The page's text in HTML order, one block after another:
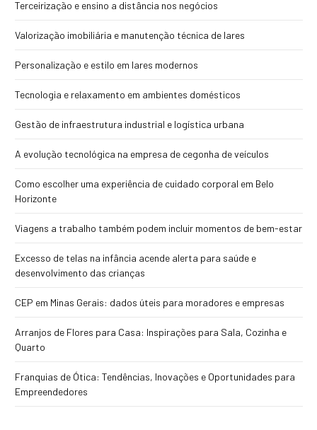
Terceirização e ensino a distância nos negócios
Valorização imobiliária e manutenção técnica de lares
Personalização e estilo em lares modernos
Tecnologia e relaxamento em ambientes domésticos
Gestão de infraestrutura industrial e logística urbana
A evolução tecnológica na empresa de cegonha de veículos
Como escolher uma experiência de cuidado corporal em Belo
Horizonte
Viagens a trabalho também podem incluir momentos de bem-estar
Excesso de telas na infância acende alerta para saúde e
desenvolvimento das crianças
CEP em Minas Gerais: dados úteis para moradores e empresas
Arranjos de Flores para Casa: Inspirações para Sala, Cozinha e
Quarto
Franquias de Ótica: Tendências, Inovações e Oportunidades para
Empreendedores